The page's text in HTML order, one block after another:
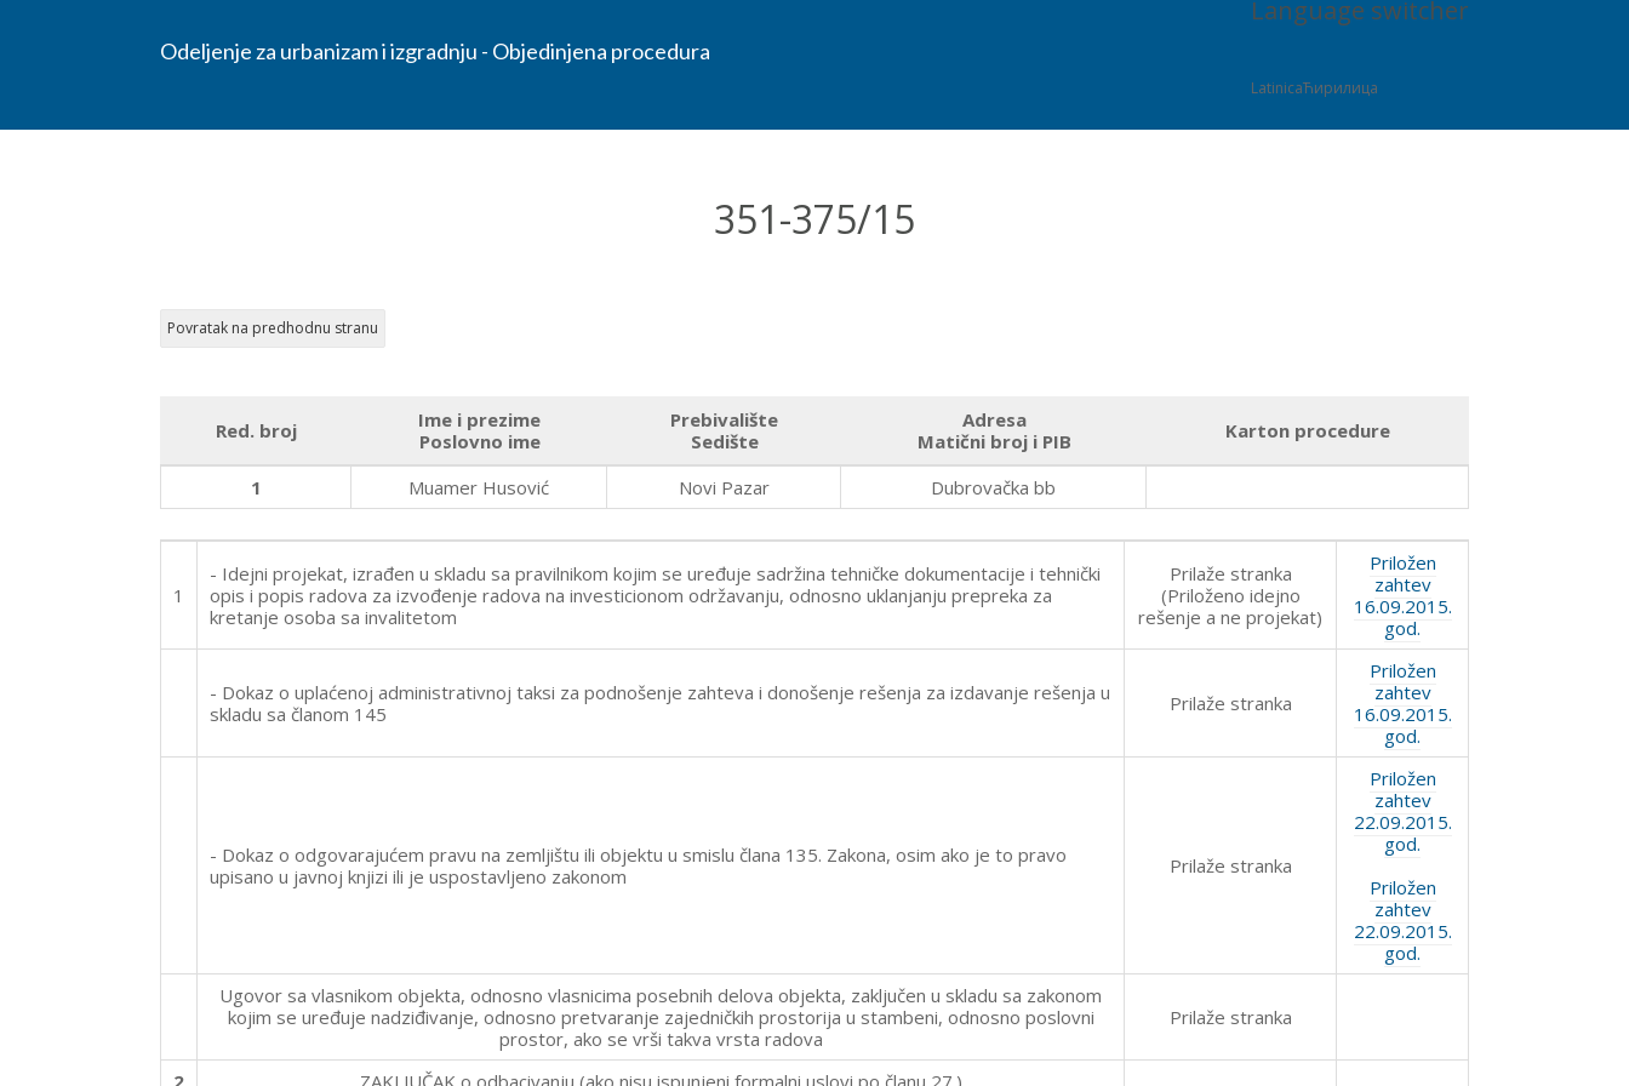
Odeljenje za urbanizam i izgradnju - Objedinjena procedura
Language switcher
LatinicaЋирилица
351-375/15
Red. broj
Ime i prezime
Poslovno ime
Prebivalište
Sedište
Adresa
Matični broj i PIB
Karton procedure
1 Muamer Husović Novi Pazar Dubrovačka bb
1
- Idejni projekat, izrađen u skladu sa pravilnikom kojim se uređuje sadržina tehničke dokumentacije i tehnički
opis i popis radova za izvođenje radova na investicionom održavanju, odnosno uklanjanju prepreka za
kretanje osoba sa invalitetom
Prilaže stranka
(Priloženo idejno
rešenje a ne projekat)
Priložen
zahtev
16.09.2015.
god.
- Dokaz o uplaćenoj administrativnoj taksi za podnošenje zahteva i donošenje rešenja za izdavanje rešenja u
skladu sa članom 145
Prilaže stranka
Priložen
zahtev
16.09.2015.
god.
- Dokaz o odgovarajućem pravu na zemljištu ili objektu u smislu člana 135. Zakona, osim ako je to pravo
upisano u javnoj knjizi ili je uspostavljeno zakonom
Prilaže stranka
Priložen
zahtev
22.09.2015.
god.
Priložen
zahtev
22.09.2015.
god.
Ugovor sa vlasnikom objekta, odnosno vlasnicima posebnih delova objekta, zaključen u skladu sa zakonom
kojim se uređuje nadziđivanje, odnosno pretvaranje zajedničkih prostorija u stambeni, odnosno poslovni
prostor, ako se vrši takva vrsta radova
Prilaže stranka
2 ZAKLJUČAK o odbacivanju (ako nisu ispunjeni formalni uslovi po članu 27.)